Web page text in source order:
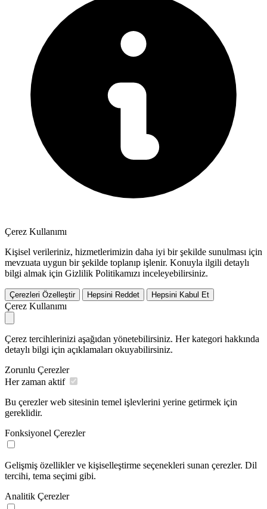
Çerez Kullanımı
Kişisel verileriniz, hizmetlerimizin daha iyi bir şekilde sunulması için
mevzuata uygun bir şekilde toplanıp işlenir. Konuyla ilgili detaylı
bilgi almak için Gizlilik Politikamızı inceleyebilirsiniz.
Çerezleri Özelleştir Hepsini Reddet Hepsini Kabul Et
Çerez Kullanımı
Çerez tercihlerinizi aşağıdan yönetebilirsiniz. Her kategori hakkında
detaylı bilgi için açıklamaları okuyabilirsiniz.
Zorunlu Çerezler
Her zaman aktif
Bu çerezler web sitesinin temel işlevlerini yerine getirmek için
gereklidir.
Fonksiyonel Çerezler
Gelişmiş özellikler ve kişiselleştirme seçenekleri sunan çerezler. Dil
tercihi, tema seçimi gibi.
Analitik Çerezler